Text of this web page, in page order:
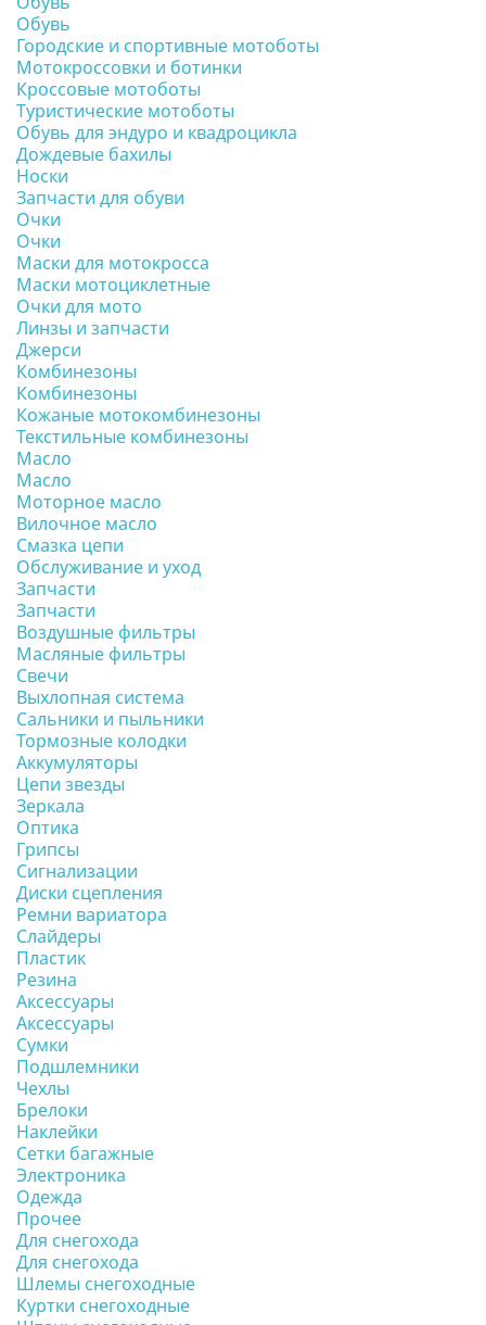
Обувь
Городские и спортивные мотоботы
Мотокроссовки и ботинки
Кроссовые мотоботы
Туристические мотоботы
Обувь для эндуро и квадроцикла
Дождевые бахилы
Носки
Запчасти для обуви
Очки
Очки
Маски для мотокросса
Маски мотоциклетные
Очки для мото
Линзы и запчасти
Джерси
Комбинезоны
Комбинезоны
Кожаные мотокомбинезоны
Текстильные комбинезоны
Масло
Масло
Моторное масло
Вилочное масло
Смазка цепи
Обслуживание и уход
Запчасти
Запчасти
Воздушные фильтры
Масляные фильтры
Свечи
Выхлопная система
Сальники и пыльники
Тормозные колодки
Аккумуляторы
Цепи звезды
Зеркала
Оптика
Грипсы
Сигнализации
Диски сцепления
Ремни вариатора
Слайдеры
Пластик
Резина
Аксессуары
Аксессуары
Сумки
Подшлемники
Чехлы
Брелоки
Наклейки
Сетки багажные
Электроника
Одежда
Прочее
Для снегохода
Для снегохода
Шлемы снегоходные
Куртки снегоходные